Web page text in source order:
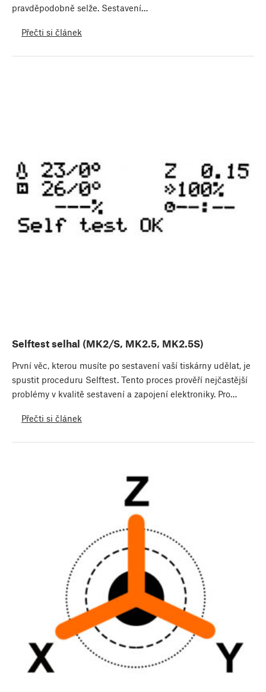
pravděpodobně selže. Sestavení…
Přečti si článek
Selftest selhal (MK2/S, MK2.5, MK2.5S)
První věc, kterou musíte po sestavení vaší tiskárny udělat, je
spustit proceduru Selftest. Tento proces prověří nejčastější
problémy v kvalitě sestavení a zapojení elektroniky. Pro…
Přečti si článek